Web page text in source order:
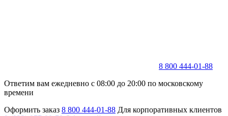
8 800 444-01-88
Ответим вам ежедневно с 08:00 до 20:00 по московскому
времени
Оформить заказ 8 800 444-01-88 Для корпоративных клиентов